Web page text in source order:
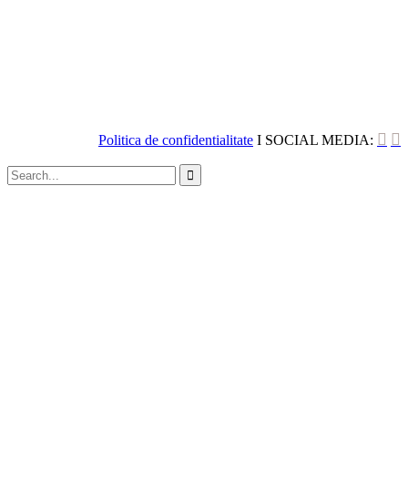
Politica de confidentialitate I SOCIAL MEDIA:  
